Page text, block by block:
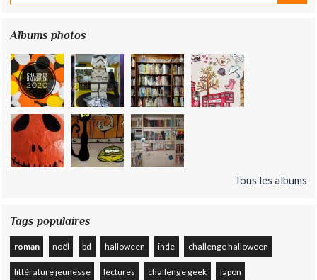
Albums photos
Tous les albums
Tags populaires
roman noël bd halloween inde challenge halloween
littérature jeunesse lectures challenge geek japon